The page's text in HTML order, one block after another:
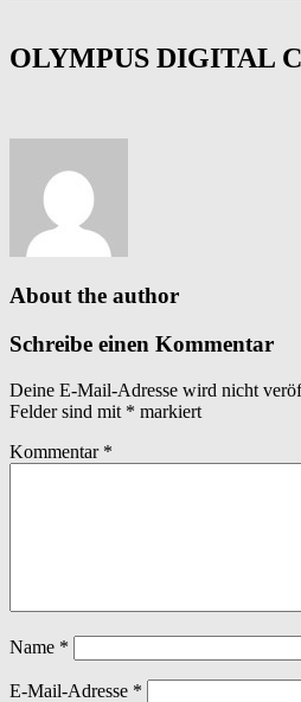
OLYMPUS DIGITAL
About the author
Schreibe einen Kommentar
Deine E-Mail-Adresse wird nicht
Felder sind mit * markiert
Kommentar *
Name *
E-Mail-Adresse *